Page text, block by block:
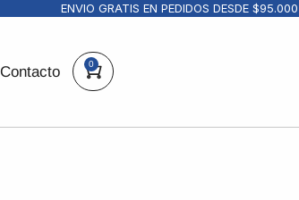
ENVIO GRATIS EN PEDIDOS DESDE $95.000
Contacto 0